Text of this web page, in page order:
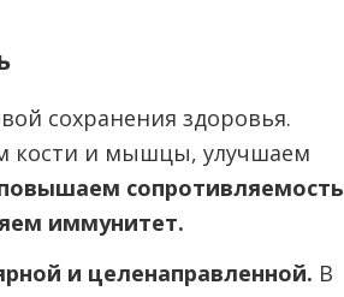
сохранения здоровья.
кости и мышцы, улучшаем
сопротивляемость
иммунитет.
и целенаправленной. В